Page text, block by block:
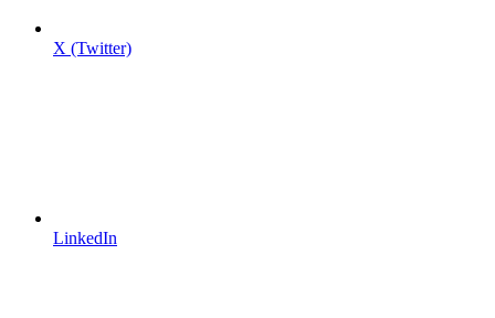
X (Twitter)
LinkedIn